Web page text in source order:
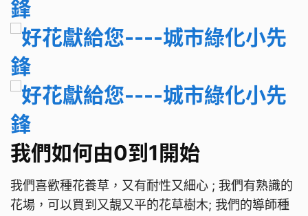
​​​​​​​我們如何由0到1開始
我們喜歡種花養草，又有耐性又細心 ; 我們有熟識的
花場 ， 可以買到又靚又平的花草樹木; 我們的導師種